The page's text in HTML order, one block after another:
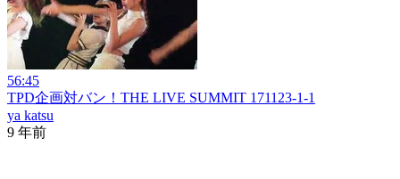
56:45
TPD企画対バン！THE LIVE SUMMIT 171123-1-1
ya katsu
9 年前